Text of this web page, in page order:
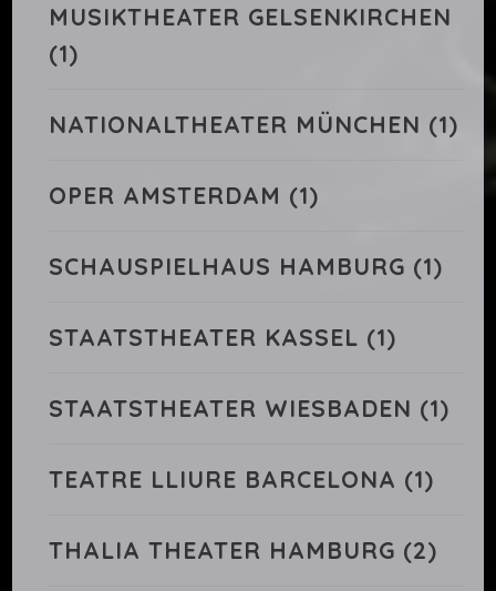
MUSIKTHEATER GELSENKIRCHEN
(1)
NATIONALTHEATER MÜNCHEN (1)
OPER AMSTERDAM (1)
SCHAUSPIELHAUS HAMBURG (1)
STAATSTHEATER KASSEL (1)
STAATSTHEATER WIESBADEN (1)
TEATRE LLIURE BARCELONA (1)
THALIA THEATER HAMBURG (2)